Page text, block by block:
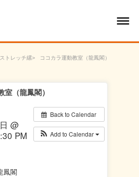
ストレッチ ココカラ運動教室（龍鳳閣）
室（龍鳳閣）
Back to Calendar
Add to Calendar
@
PM
鳳閣